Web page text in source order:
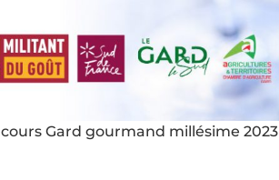
Gard gourmand millésime 2023